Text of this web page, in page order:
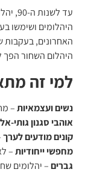
עד
היהלומים ושימשו
האחרונים, בעקבות
היהלום השחור הפך
למי זה
נשים ועצמאיות–
אוהבי סגנון גותי-
קונים מודעים לערך
מחפשי ייחודיות–
גברים– יהלומים